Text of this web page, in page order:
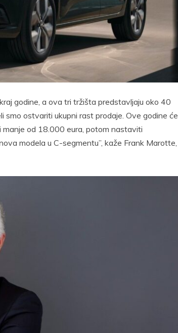
godine, a ova tri tržišta predstavljaju oko 40
smo ostvariti ukupni rast prodaje. Ove godine će
od 18.000 eura, potom nastaviti
modela u C-segmentu”, kaže Frank Marotte,